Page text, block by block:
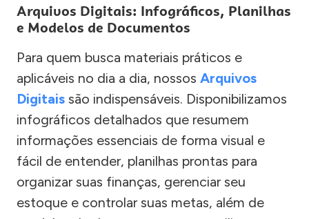
Arquivos Digitais: Infográficos, Planilhas
e Modelos de Documentos
Para quem busca materiais práticos e
aplicáveis no dia a dia, nossos Arquivos
Digitais são indispensáveis. Disponibilizamos
infográficos detalhados que resumem
informações essenciais de forma visual e
fácil de entender, planilhas prontas para
organizar suas finanças, gerenciar seu
estoque e controlar suas metas, além de